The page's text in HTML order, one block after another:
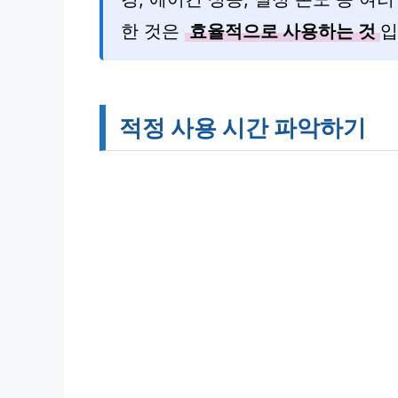
한 것은 효율적으로 사용하는 것
적정 사용 시간 파악하기